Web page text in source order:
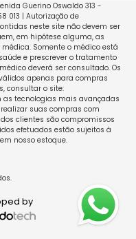
Guerino Oswaldo 313 -
013 | Autorização de
neste site não devem ser
em hipótese alguma, as
Somente o médico está
e prescrever o tratamento
deverá ser consultado. Os
apenas para compras
consultar o site:
tecnologias mais avançadas
suas compras com
clientes são compromissos
efetuados estão sujeitos à
nosso estoque.
by